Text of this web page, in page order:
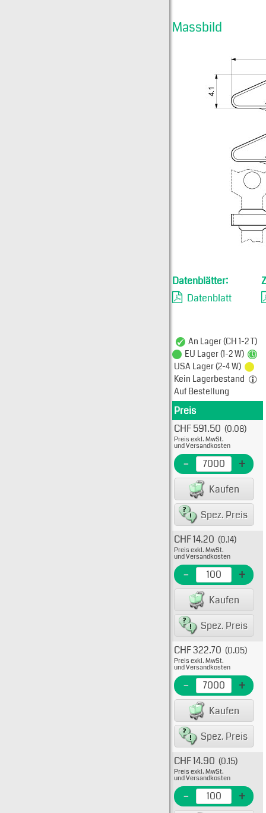
Massbild
Datenblätter:
Datenblatt
An Lager (CH 1-2 T)
EU Lager (1-2 W)
USA Lager (2-4 W)
Kein Lagerbestand
Auf Bestellung
Produkt
Preis
Typ:
EME
CHF 591.50 (0.08)
Preis exkl. MwSt.
und Versandkosten
- +
Kaufen
Spez. Preis
EME
CHF 14.20 (0.14)
Preis exkl. MwSt.
und Versandkosten
- +
Kaufen
Spez. Preis
Typ:
EME
CHF 322.70 (0.05)
Preis exkl. MwSt.
und Versandkosten
- +
Kaufen
Spez. Preis
EME
CHF 14.90 (0.15)
Preis exkl. MwSt.
und Versandkosten
- +